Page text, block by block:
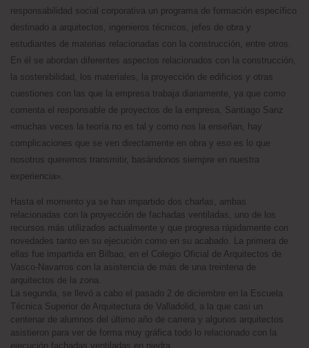
responsabilidad social corporativa un programa de formación específico
destinado a arquitectos, ingenieros técnicos, jefes de obra y
estudiantes de materias relacionadas con la construcción, entre otros.
En él se abordan diferentes aspectos relacionados con la construcción,
la sostenibilidad, los materiales, la proyección de edificios y otras
cuestiones con las que la empresa trabaja diariamente, ya que como
comenta el responsable de proyectos de la empresa, Santiago Sanz
«muchas veces la teoría no es tal y como nos la enseñan, hay
complicaciones que se ven directamente en obra y eso es lo que
nosotros queremos transmitir, basándonos siempre en nuestra
experiencia».
Hasta el momento ya se han impartido dos charlas, ambas
relacionadas con la proyección de fachadas ventiladas, uno de los
recursos más utilizados actualmente y que progresa rápidamente con
novedades tanto en su ejecución como en su acabado. La primera de
ellas fue impartida en Bilbao, en el Colegio Oficial de Arquitectos de
Vasco-Navarros con la asistencia de más de una treintena de
arquitectos de la zona.
La segunda, se llevó a cabo el pasado 2 de diciembre en la Escuela
Técnica Superior de Arquitectura de Valladolid, a la que casi un
centenar de alumnos del último año de carrera y algunos arquitectos
asistieron para ver de forma muy gráfica todo lo relacionado con la
ejecución fachadas ventiladas en piedra.